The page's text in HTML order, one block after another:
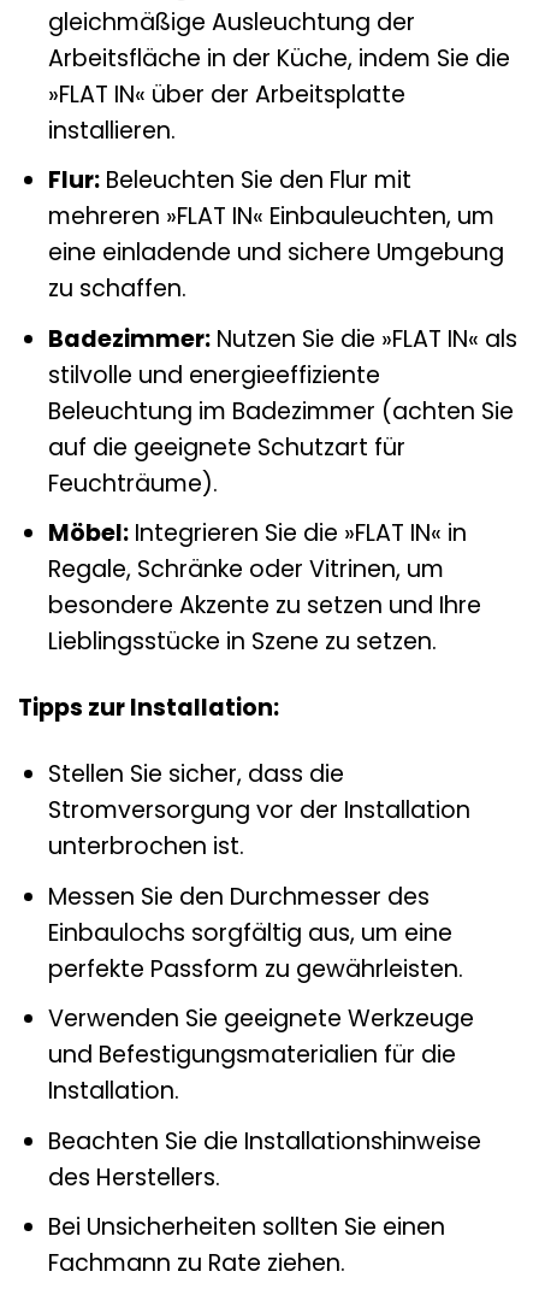
gleichmäßige Ausleuchtung der
Arbeitsfläche in der Küche, indem Sie die
»FLAT IN« über der Arbeitsplatte
installieren.
Flur:Beleuchten Sie den Flur mit
mehreren »FLAT IN« Einbauleuchten, um
eine einladende und sichere Umgebung
zu schaffen.
Badezimmer:Nutzen Sie die »FLAT IN« als
stilvolle und energieeffiziente
Beleuchtung im Badezimmer (achten Sie
auf die geeignete Schutzart für
Feuchträume).
Möbel:Integrieren Sie die »FLAT IN« in
Regale, Schränke oder Vitrinen, um
besondere Akzente zu setzen und Ihre
Lieblingsstücke in Szene zu setzen.
Tipps zur Installation:
Stellen Sie sicher, dass die
Stromversorgung vor der Installation
unterbrochen ist.
Messen Sie den Durchmesser des
Einbaulochs sorgfältig aus, um eine
perfekte Passform zu gewährleisten.
Verwenden Sie geeignete Werkzeuge
und Befestigungsmaterialien für die
Installation.
Beachten Sie die Installationshinweise
des Herstellers.
Bei Unsicherheiten sollten Sie einen
Fachmann zu Rate ziehen.